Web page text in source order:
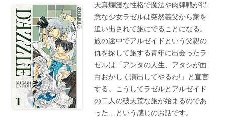
天真爛漫な性格で魔法や肉弾戦が得
意な少女ラゼルは突然義父から家を
追い出されて旅にでることになる。
旅の途中でアルゼイドという父親の
仇を探して旅する青年に出会ったラ
ゼルは「アンタの人生、アタシが面
白おかしく演出してやるわ!」と宣言
する。こうしてラゼルとアルゼイド
の二人の破天荒な旅が始まるのであ
った…という感じのお話です。